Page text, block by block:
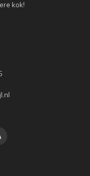
kok!